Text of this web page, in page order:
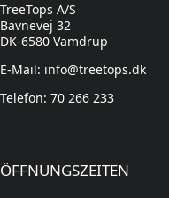
TreeTops A/S
Bavnevej 32
DK-6580 Vamdrup
E-Mail: info@treetops.dk
Telefon: 70 266 233
ÖFFNUNGSZEITEN